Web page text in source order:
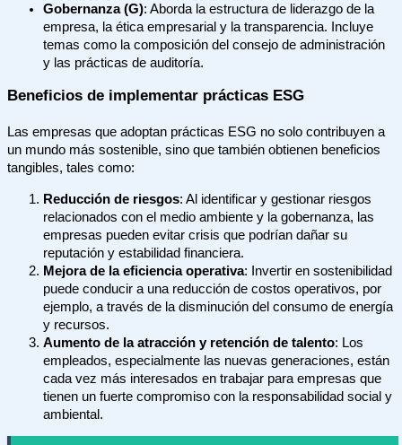
Gobernanza (G): Aborda la estructura de liderazgo de la
empresa, la ética empresarial y la transparencia. Incluye
temas como la composición del consejo de administración
y las prácticas de auditoría.
Beneficios de implementar prácticas ESG
Las empresas que adoptan prácticas ESG no solo contribuyen a
un mundo más sostenible, sino que también obtienen beneficios
tangibles, tales como:
Reducción de riesgos: Al identificar y gestionar riesgos
relacionados con el medio ambiente y la gobernanza, las
empresas pueden evitar crisis que podrían dañar su
reputación y estabilidad financiera.
Mejora de la eficiencia operativa: Invertir en sostenibilidad
puede conducir a una reducción de costos operativos, por
ejemplo, a través de la disminución del consumo de energía
y recursos.
Aumento de la atracción y retención de talento: Los
empleados, especialmente las nuevas generaciones, están
cada vez más interesados en trabajar para empresas que
tienen un fuerte compromiso con la responsabilidad social y
ambiental.